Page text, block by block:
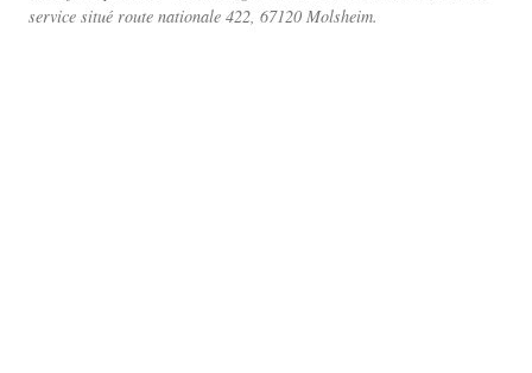
service situé route nationale 422, 67120 Molsheim.
SP 98 :